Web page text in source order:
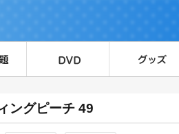
ングピーチ 49